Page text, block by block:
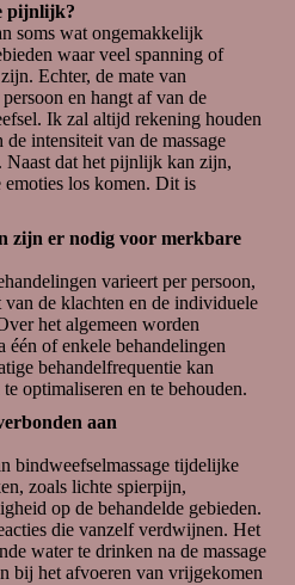
klachten ook de
Laten we hierover in
jouw specifieke situatie
ontwikkelen. Dit
worden door je werkgever.
in je cao met betrekking tot
Steeds meer
ontwikkelingsbeleid
kunnen de kosten voor
als bedrijfskosten.
geschikt tijdens het gebruik
je of de behandeling plaats
bij de huisarts/ behandelend
ontspanningsmassage
tijdens de behandeling. Ik
zachte cups, dit betekent
weer zal verdwijnen.
pijnlijk?
soms wat ongemakkelijk
waar veel spanning of
Echter, de mate van
en hangt af van de
Ik zal altijd rekening houden
intensiteit van de massage
Naast dat het pijnlijk kan zijn,
los komen. Dit is
zijn er nodig voor merkbare
varieert per persoon,
de klachten en de individuele
het algemeen worden
één of enkele behandelingen
behandelfrequentie kan
optimaliseren en te behouden.
aan
bindweefselmassage tijdelijke
zoals lichte spierpijn,
op de behandelde gebieden.
die vanzelf verdwijnen. Het
water te drinken na de massage
bij het afvoeren van vrijgekomen